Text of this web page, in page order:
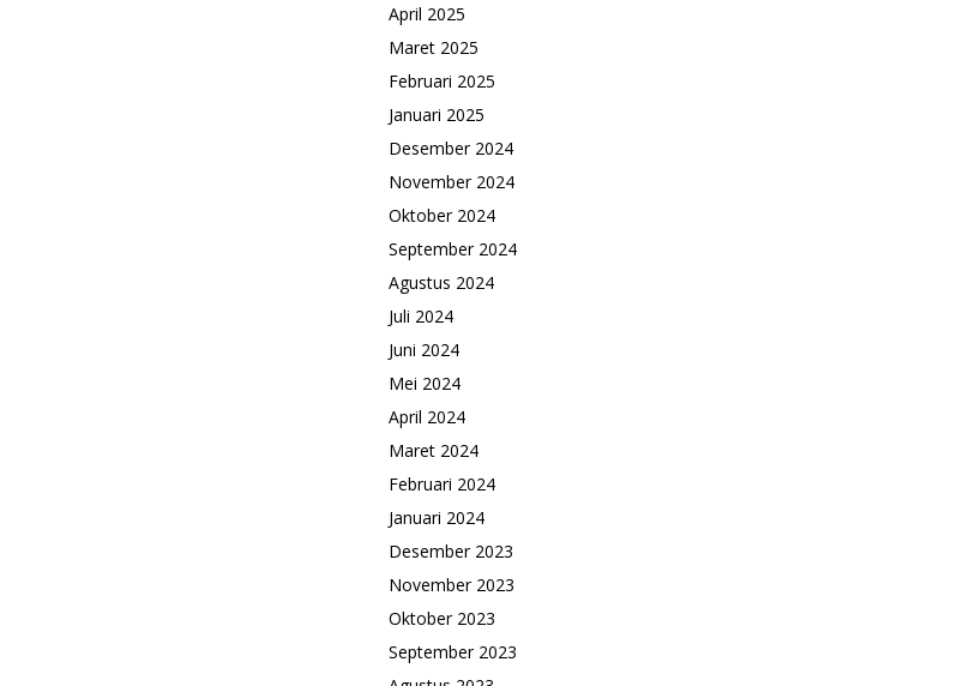
April 2025
Maret 2025
Februari 2025
Januari 2025
Desember 2024
November 2024
Oktober 2024
September 2024
Agustus 2024
Juli 2024
Juni 2024
Mei 2024
April 2024
Maret 2024
Februari 2024
Januari 2024
Desember 2023
November 2023
Oktober 2023
September 2023